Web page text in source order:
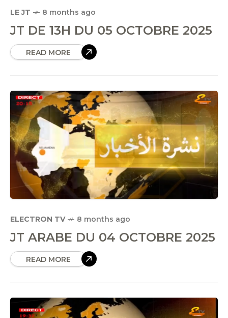
LE JT 8 months ago
JT DE 13H DU 05 OCTOBRE 2025
READ MORE
ELECTRON TV 8 months ago
JT ARABE DU 04 OCTOBRE 2025
READ MORE